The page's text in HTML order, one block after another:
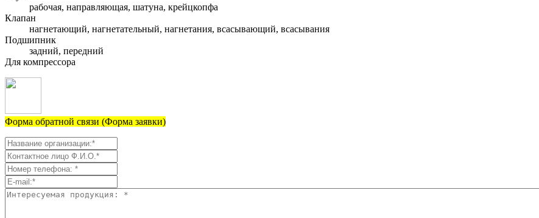
рабочая, направляющая, шатуна, крейцкопфа
Клапан
нагнетающий, нагнетательный, нагнетания, всасывающий, всасывания
Подшипник
задний, передний
Для компрессора
Форма обратной связи (Форма заявки)